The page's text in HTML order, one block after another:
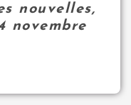
nouvelles,
novembre